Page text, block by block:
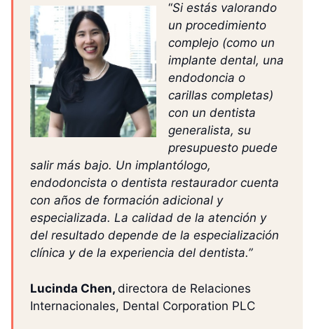
“Si estás valorando
un procedimiento
complejo (como un
implante dental, una
endodoncia o
carillas completas)
con un dentista
generalista, su
presupuesto puede
salir más bajo. Un implantólogo,
endodoncista o dentista restaurador cuenta
con años de formación adicional y
especializada. La calidad de la atención y
del resultado depende de la especialización
clínica y de la experiencia del dentista.”
Lucinda Chen, directora de Relaciones
Internacionales, Dental Corporation PLC